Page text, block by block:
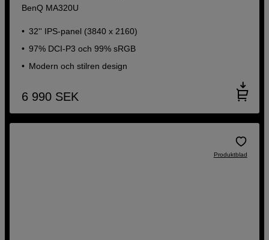
BenQ MA320U
32'' IPS-panel (3840 x 2160)
97% DCI-P3 och 99% sRGB
Modern och stilren design
6 990 SEK
Produktblad